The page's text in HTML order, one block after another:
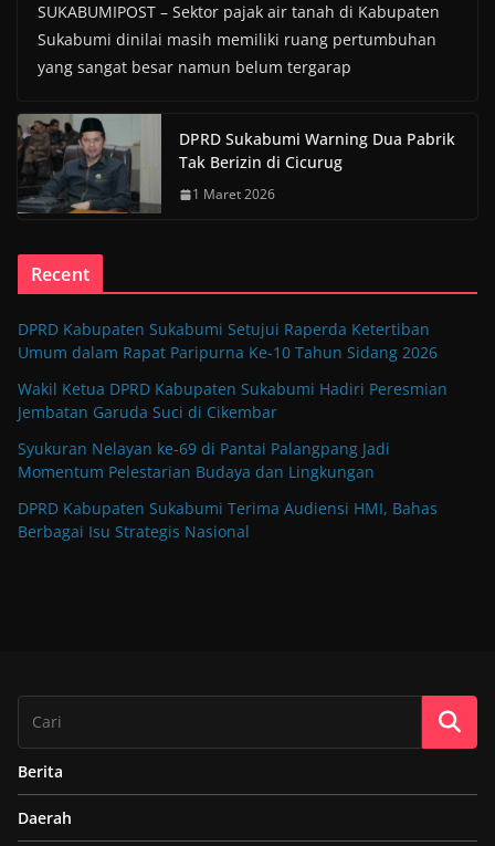
SUKABUMIPOST – Sektor pajak air tanah di Kabupaten
Sukabumi dinilai masih memiliki ruang pertumbuhan
yang sangat besar namun belum tergarap
DPRD Sukabumi Warning Dua Pabrik
Tak Berizin di Cicurug
1 Maret 2026
Recent
DPRD Kabupaten Sukabumi Setujui Raperda Ketertiban
Umum dalam Rapat Paripurna Ke-10 Tahun Sidang 2026
Wakil Ketua DPRD Kabupaten Sukabumi Hadiri Peresmian
Jembatan Garuda Suci di Cikembar
Syukuran Nelayan ke-69 di Pantai Palangpang Jadi
Momentum Pelestarian Budaya dan Lingkungan
DPRD Kabupaten Sukabumi Terima Audiensi HMI, Bahas
Berbagai Isu Strategis Nasional
Berita
Daerah